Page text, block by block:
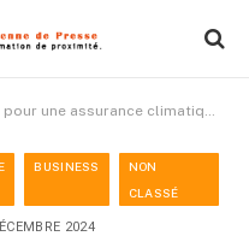
climatique au profit des agriculteurs en Côte d’Ivoire
BUSINESS
NON
CLASSÉ
2024